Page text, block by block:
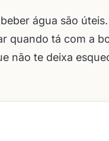
água são
quando tá com a
não te deixa